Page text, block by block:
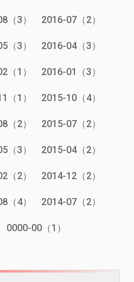
（3） 2016-07（2）
（3） 2016-04（3）
（1） 2016-01（3）
（1） 2015-10（4）
（2） 2015-07（2）
（3） 2015-04（2）
（2） 2014-12（2）
（4） 2014-07（2）
0000-00（1）